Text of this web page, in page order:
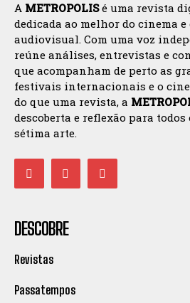
A METROPOLISé uma revista
dedicada ao melhor do cinema
audiovisual. Com uma voz
reúne análises, entrevistas e
que acompanham de perto as
festivais internacionais e o
do que uma revista, a
descoberta e reflexão para
sétima arte.
DESCOBRE
Revistas
Passatempos